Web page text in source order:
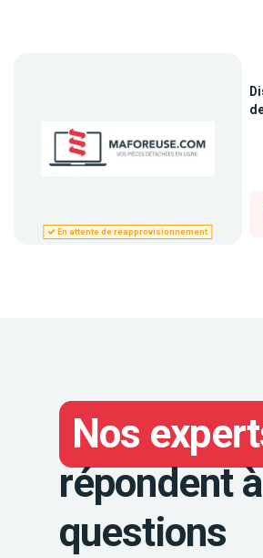
En attente de réapprovisionnement
Nos
répondent
questions